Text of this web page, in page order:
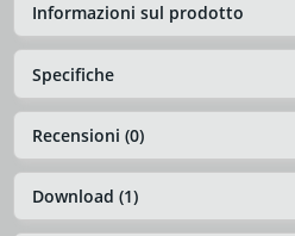
Informazioni sul prodotto
Specifiche
Recensioni (0)
Download (1)